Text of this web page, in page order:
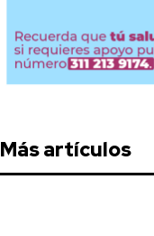
Más artículos